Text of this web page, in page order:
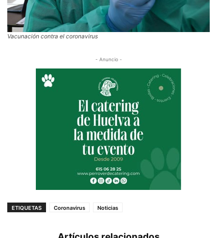
Vacunación contra el coronavirus
- Anuncio -
ETIQUETAS Coronavirus Noticias